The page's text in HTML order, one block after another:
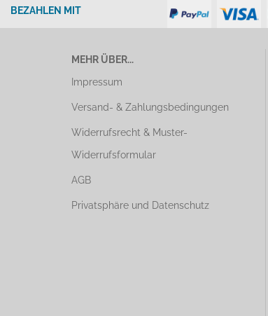
BEZAHLEN MIT
MEHR ÜBER...
Impressum
Versand- & Zahlungsbedingungen
Widerrufsrecht & Muster-
Widerrufsformular
AGB
Privatsphäre und Datenschutz